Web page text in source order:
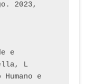
2023,
e
L
e